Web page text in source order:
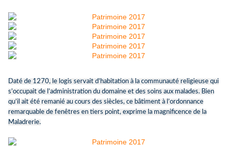
Daté de 1270, le logis servait d’habitation à la communauté religieuse qui
s’occupait de l’administration du domaine et des soins aux malades. Bien
qu’il ait été remanié au cours des siècles, ce bâtiment à l’ordonnance
remarquable de fenêtres en tiers point, exprime la magnificence de la
Maladrerie.